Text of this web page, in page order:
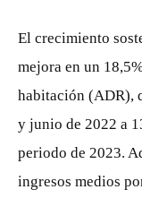
El crecimiento
mejora en un
habitación (ADR),
y junio de 2022 a
periodo de 2023.
ingresos medios